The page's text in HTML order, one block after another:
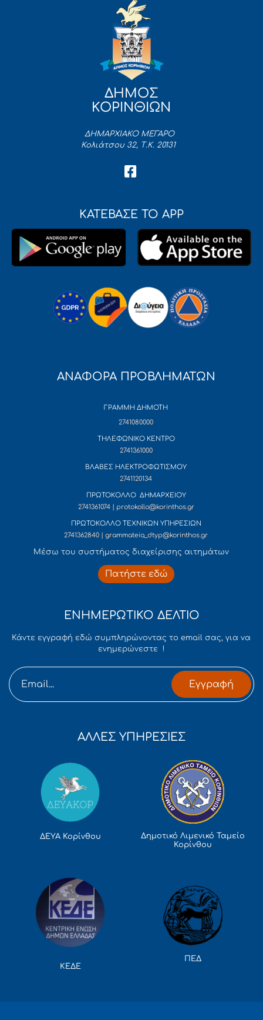
ΔΗΜΟΣ
ΚΟΡΙΝΘΙΩΝ
ΔΗΜΑΡΧΙΑΚΟ ΜΕΓΑΡΟ
Κολιάτσου 32, Τ.Κ. 20131
ΚΑΤΕΒΑΣΕ ΤΟ APP
ΑΝΑΦΟΡΑ ΠΡΟΒΛΗΜΑΤΩΝ
ΓΡΑΜΜΗ ΔΗΜΟΤΗ
2741080000
ΤΗΛΕΦΩΝΙΚΟ ΚΕΝΤΡΟ
2741361000
ΒΛΑΒΕΣ ΗΛΕΚΤΡΟΦΩΤΙΣΜΟΥ
2741120134
ΠΡΩΤΟΚΟΛΛΟ ΔΗΜΑΡΧΕΙΟΥ
2741361074 | protokollo@korinthos.gr
ΠΡΩΤΟΚΟΛΛΟ ΤΕΧΝΙΚΩΝ ΥΠΗΡΕΣΙΩΝ
2741362840 | grammateia_dtyp@korinthos.gr
Mέσω του συστήματος διαχείρισης αιτημάτων
Πατήστε εδώ
ΕΝΗΜΕΡΩΤΙΚΟ ΔΕΛΤΙΟ
Κάντε εγγραφή εδώ συμπληρώνοντας το email σας, για να
ενημερώνεστε !
Εγγραφή
ΑΛΛΕΣ ΥΠΗΡΕΣΙΕΣ
ΔΕΥΑ Κορίνθου
Δημοτικό Λιμενικό Ταμείο
Κορίνθου
ΚΕΔΕ
ΠΕΔ